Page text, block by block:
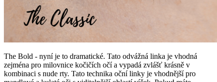
The Bold - nyní je to dramatické. Tato odvážná linka je vhodná
zejména pro milovnice kočičích očí a vypadá zvlášť krásně v
kombinaci s nude rty. Tato technika oční linky je vhodnější pro